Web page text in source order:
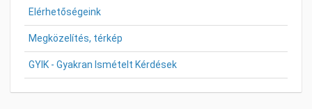
Elérhetőségeink
Megközelítés, térkép
GYIK - Gyakran Ismételt Kérdések